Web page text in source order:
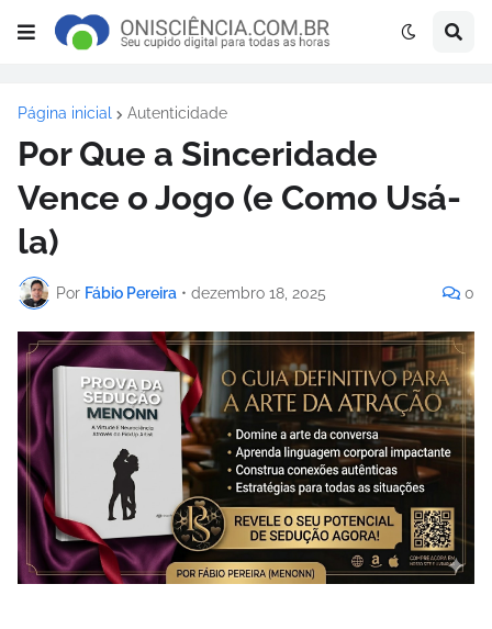
Página inicial Autenticidade
Por Que a Sinceridade
Vence o Jogo (e Como Usá-
la)
Por Fábio Pereira • dezembro 18, 2025 0